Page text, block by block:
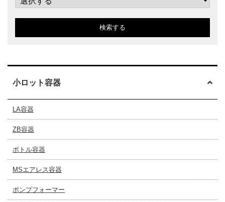
検索する
小ロット容器
LA容器
ZB容器
ボトル容器
MSエアレス容器
ポンプフォーマー